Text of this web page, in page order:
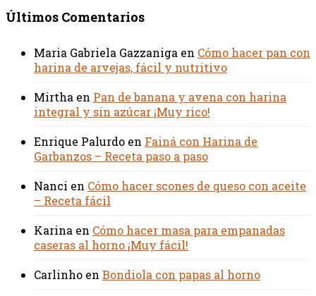
Últimos Comentarios
Maria Gabriela Gazzaniga en Cómo hacer pan con
harina de arvejas, fácil y nutritivo
Mirtha en Pan de banana y avena con harina
integral y sin azúcar ¡Muy rico!
Enrique Palurdo en Fainá con Harina de
Garbanzos – Receta paso a paso
Nanci en Cómo hacer scones de queso con aceite
– Receta fácil
Karina en Cómo hacer masa para empanadas
caseras al horno ¡Muy fácil!
Carlinho en Bondiola con papas al horno